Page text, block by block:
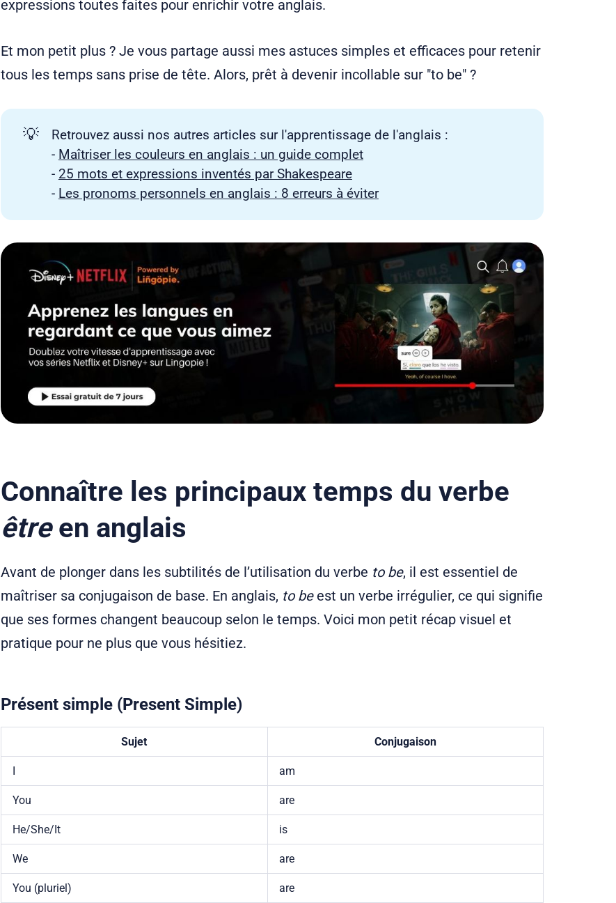
expressions toutes faites pour enrichir votre anglais.
Et mon petit plus ? Je vous partage aussi mes astuces simples et efficaces pour retenir
tous les temps sans prise de tête. Alors, prêt à devenir incollable sur "to be" ?
💡
Retrouvez aussi nos autres articles sur l'apprentissage de l'anglais :
- Maîtriser les couleurs en anglais : un guide complet
- 25 mots et expressions inventés par Shakespeare
- Les pronoms personnels en anglais : 8 erreurs à éviter
Connaître les principaux temps du verbe
êtreen anglais
Avant de plonger dans les subtilités de l’utilisation du verbe to be, il est essentiel de
maîtriser sa conjugaison de base. En anglais, to beest un verbe irrégulier, ce qui signifie
que ses formes changent beaucoup selon le temps. Voici mon petit récap visuel et
pratique pour ne plus que vous hésitiez.
Présent simple (Present Simple)
Sujet Conjugaison
I am
You are
He/She/It is
We are
You (pluriel) are